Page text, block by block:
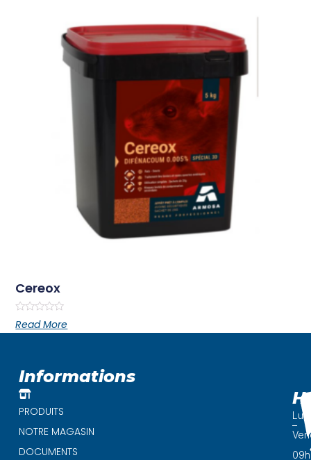
Cereox
Rated
0
Read More
Informations
PRODUITS
NOTRE MAGASIN
DOCUMENTS
–